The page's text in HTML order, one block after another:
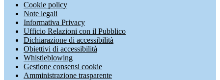
Cookie policy
Note legali
Informativa Privacy
Ufficio Relazioni con il Pubblico
Dichiarazione di accessibilità
Obiettivi di accessibilità
Whistleblowing
Gestione consensi cookie
Amministrazione trasparente